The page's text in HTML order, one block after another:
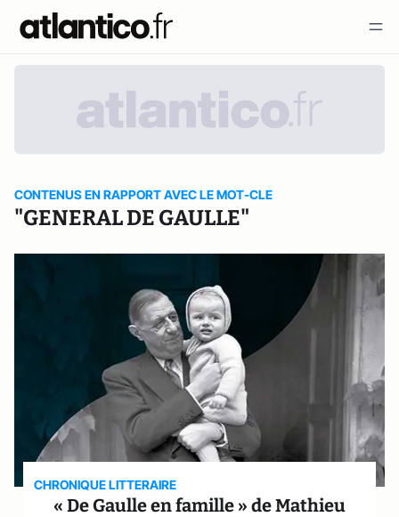
CONTENUS EN RAPPORT AVEC LE MOT-CLE
"GENERAL DE GAULLE"
CHRONIQUE LITTERAIRE
« De Gaulle en famille » de Mathieu